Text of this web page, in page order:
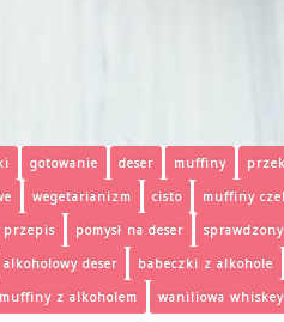
gotowanie deser muffiny
wegetarianizm cisto muffiny
przepis pomysł na deser
alkoholowy deser babeczki z alkohole
muffiny z alkoholem
waniliowa whiskey